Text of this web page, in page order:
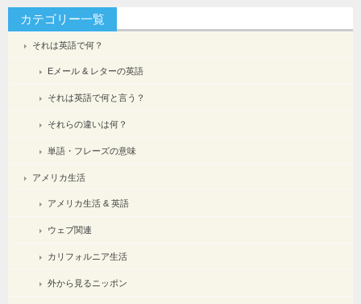
カテゴリー一覧
それは英語で何？
Eメール & レターの英語
それは英語で何と言う？
それらの違いは何？
単語・フレーズの意味
アメリカ生活
アメリカ生活 & 英語
ウェブ関連
カリフォルニア生活
外から見るニッポン